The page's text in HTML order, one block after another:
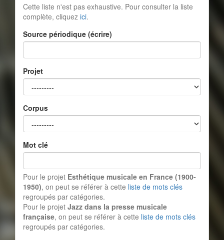
Cette liste n'est pas exhaustive. Pour consulter la liste
complète, cliquez ici.
Source périodique (écrire)
Projet
Corpus
Mot clé
Pour le projet Esthétique musicale en France (1900-
1950), on peut se référer à cette liste de mots clés
regroupés par catégories.
Pour le projet Jazz dans la presse musicale
française, on peut se référer à cette liste de mots clés
regroupés par catégories.